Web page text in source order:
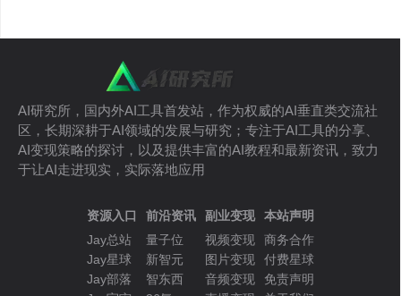
AI研究所，国内外AI工具首发站，作为权威的AI垂直类交流社
区，长期深耕于AI领域的发展与研究；专注于AI工具的分享、
AI变现策略的探讨，以及提供丰富的AI教程和最新资讯，致力
于让AI走进现实，实际落地应用
资源入口
Jay总站
Jay星球
Jay部落
前沿资讯
量子位
新智元
智东西
副业变现
视频变现
图片变现
音频变现
本站声明
商务合作
付费星球
免责声明